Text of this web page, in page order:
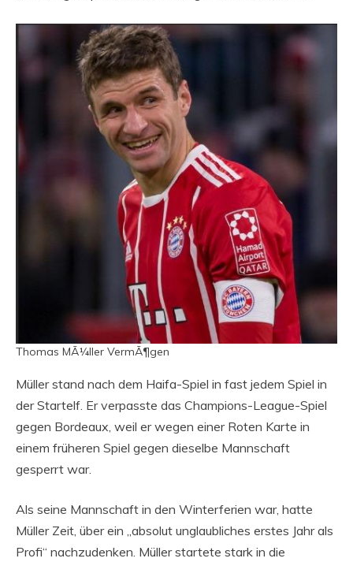
Thomas MÃ¼ller VermÃ¶gen
Müller stand nach dem Haifa-Spiel in fast jedem Spiel in
der Startelf. Er verpasste das Champions-League-Spiel
gegen Bordeaux, weil er wegen einer Roten Karte in
einem früheren Spiel gegen dieselbe Mannschaft
gesperrt war.
Als seine Mannschaft in den Winterferien war, hatte
Müller Zeit, über ein „absolut unglaubliches erstes Jahr als
Profi“ nachzudenken. Müller startete stark in die